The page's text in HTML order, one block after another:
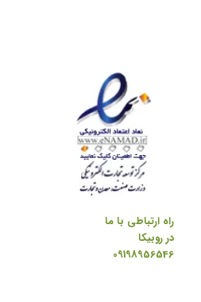
راه ارتباطی با ما
در روبیکا
09198956546